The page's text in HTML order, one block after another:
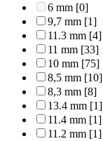
6 mm [0]
9,7 mm [1]
11.3 mm [4]
11 mm [33]
10 mm [75]
8,5 mm [10]
8,3 mm [8]
13.4 mm [1]
11.4 mm [1]
11.2 mm [1]